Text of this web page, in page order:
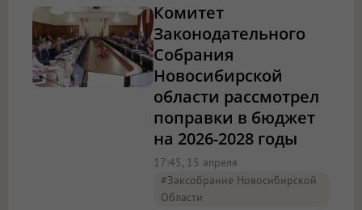
Комитет
Законодательного
Собрания
Новосибирской
области рассмотрел
поправки в бюджет
на 2026-2028 годы
17:45, 15 апреля
#Заксобрание Новосибирской
Области